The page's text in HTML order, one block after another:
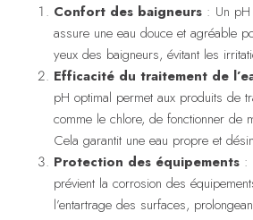
Confort des baigneurs : Un pH
assure une eau douce et agréable
yeux des baigneurs, évitant les
Efficacité du traitement de
pH optimal permet aux produits de
comme le chlore, de fonctionner de
Cela garantit une eau propre et
Protection des équipements :
prévient la corrosion des
l’entartrage des surfaces,